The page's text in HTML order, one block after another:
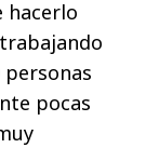
hacerlo
personas
pocas